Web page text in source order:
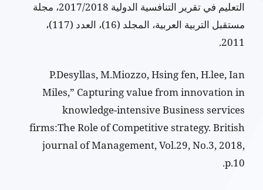
التعليم في تقرير التنافسية الدولية 2017/2018، مجلة
مستقبل التربية العربية، المجلد (16)، العدد (117)،
2011.
P.Desyllas, M.Miozzo, Hsing fen, H.lee, Ian
Miles,” Capturing value from innovation in
knowledge-intensive Business services
firms:The Role of Competitive strategy. British
journal of Management, Vol.29, No.3, 2018,
p.10.